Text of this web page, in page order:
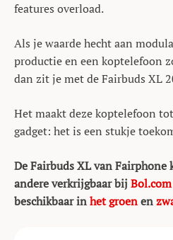
features overload.
Als je waarde hecht aan
productie en een koptelefoon
dan zit je met de Fairbuds XL
Het maakt deze koptelefoon
gadget: het is een stukje
De Fairbuds XL van
andere verkrijgbaar bij Bol.com
beschikbaar inhet groenen